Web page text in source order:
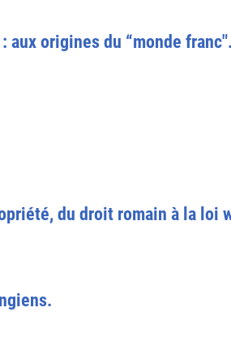
origines du “monde franc".
du droit romain à la loi